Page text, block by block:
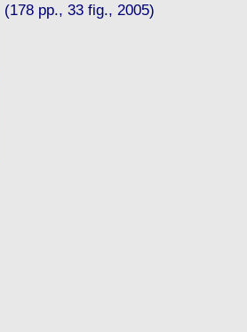
(178 pp., 33 fig., 2005)